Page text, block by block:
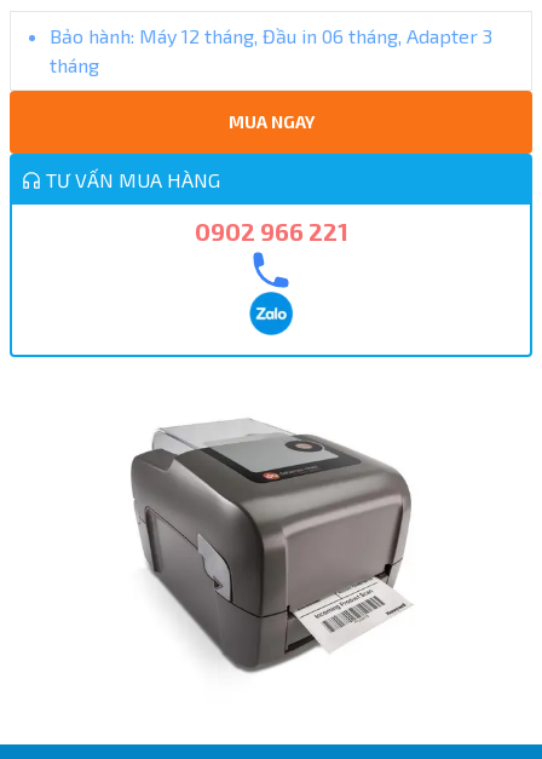
Bảo hành: Máy 12 tháng, Đầu in 06 tháng, Adapter 3
tháng
MUA NGAY
TƯ VẤN MUA HÀNG
0902 966 221